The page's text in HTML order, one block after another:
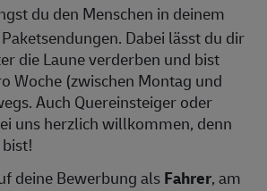
du den Menschen in deinem
Dabei lässt du dir
die Laune verderben und bist
Woche (zwischen Montag und
Auch Quereinsteiger oder
uns herzlich willkommen, denn
deine Bewerbung alsFahrer, am